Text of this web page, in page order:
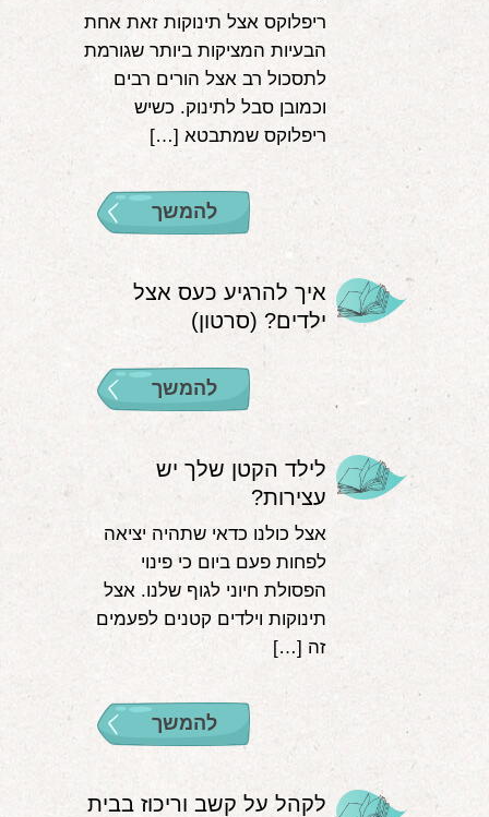
ריפלוקס אצל תינוקות זאת אחת
הבעיות המציקות ביותר שגורמת
לתסכול רב אצל הורים רבים
וכמובן סבל לתינוק. כשיש
ריפלוקס שמתבטא […]
להמשך
איך להרגיע כעס אצל
ילדים? (סרטון)
להמשך
לילד הקטן שלך יש
עצירות?
אצל כולנו כדאי שתהיה יציאה
לפחות פעם ביום כי פינוי
הפסולת חיוני לגוף שלנו. אצל
תינוקות וילדים קטנים לפעמים
זה […]
להמשך
לקהל על קשב וריכוז בבית